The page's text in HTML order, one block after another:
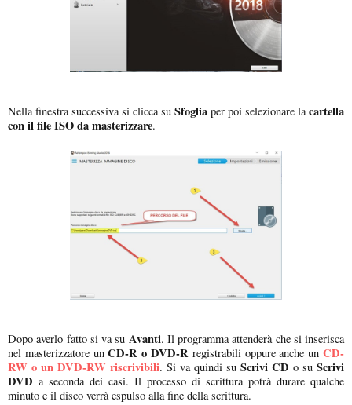
Nella finestra successiva si clicca su Sfoglia per poi selezionare lacartella
con il file ISO da masterizzare.
Dopo averlo fatto si va su Avanti. Il programma attenderà che si inserisca
nel masterizzatore unCD-R o DVD-R registrabili oppure anche unCD-
RW o un DVD-RW riscrivibili. Si va quindi su Scrivi CD o su Scrivi
DVD a seconda dei casi. Il processo di scrittura potrà durare qualche
minuto e il disco verrà espulso alla fine della scrittura.